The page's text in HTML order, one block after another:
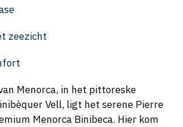
zeezicht
Menorca, in het pittoreske
Vell, ligt het serene Pierre
Menorca Binibeca. Hier kom